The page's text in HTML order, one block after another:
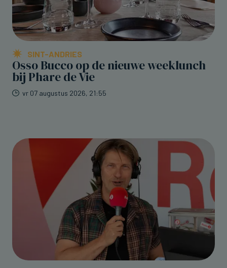
SINT-ANDRIES
Osso Bucco op de nieuwe weeklunch
bij Phare de Vie
vr 07 augustus 2026, 21:55